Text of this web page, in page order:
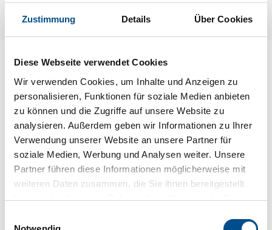
Zustimmung Details Über Cookies
Diese Webseite verwendet Cookies
Wir verwenden Cookies, um Inhalte und Anzeigen zu
personalisieren, Funktionen für soziale Medien anbieten
zu können und die Zugriffe auf unsere Website zu
analysieren. Außerdem geben wir Informationen zu Ihrer
Verwendung unserer Website an unsere Partner für
soziale Medien, Werbung und Analysen weiter. Unsere
Partner führen diese Informationen möglicherweise mit
weiteren Daten zusammen, die Sie ihnen bereitgestellt
haben oder die sie im Rahmen Ihrer Nutzung der Dienste
Lageplan
Adresse
Ferienwohnung S42651
Fröjel Göstavs 801
623 55 Klintehamn